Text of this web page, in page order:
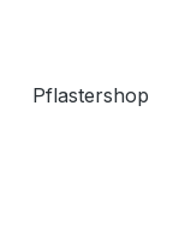
Pflastershop